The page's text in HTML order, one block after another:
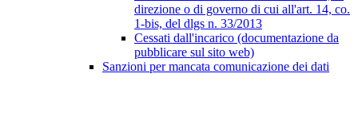
direzione o di governo di cui all'art. 14, co.
1-bis, del dlgs n. 33/2013
Cessati dall'incarico (documentazione da
pubblicare sul sito web)
Sanzioni per mancata comunicazione dei dati